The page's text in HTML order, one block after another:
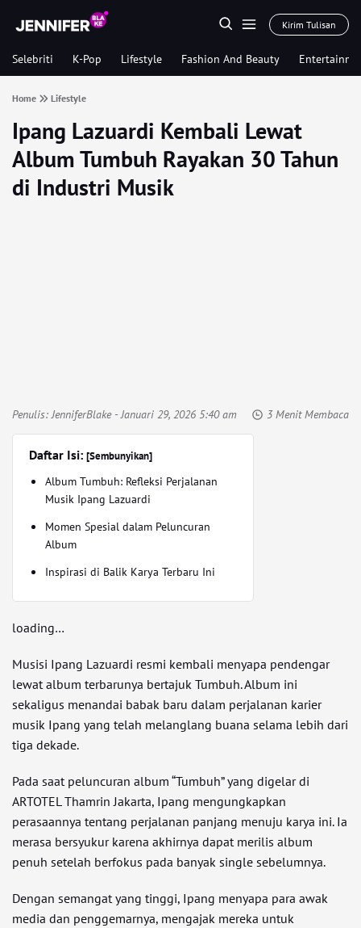
Kirim Tulisan
Selebriti K-Pop Lifestyle Fashion And Beauty
Home Lifestyle
Ipang Lazuardi Kembali Lewat
Album Tumbuh Rayakan 30 Tahun
di Industri Musik
Penulis:JenniferBlake- Januari 29, 2026 5:40 am 3 Menit Membaca
Daftar Isi: [Sembunyikan]
Album Tumbuh: Refleksi Perjalanan
Musik Ipang Lazuardi
Momen Spesial dalam Peluncuran
Album
Inspirasi di Balik Karya Terbaru Ini
loading…
Musisi Ipang Lazuardi resmi kembali menyapa pendengar
lewat album terbarunya bertajuk Tumbuh. Album ini
sekaligus menandai babak baru dalam perjalanan karier
musik Ipang yang telah melanglang buana selama lebih dari
tiga dekade.
Pada saat peluncuran album “Tumbuh” yang digelar di
ARTOTEL Thamrin Jakarta, Ipang mengungkapkan
perasaannya tentang perjalanan panjang menuju karya ini. Ia
merasa bersyukur karena akhirnya dapat merilis album
penuh setelah berfokus pada banyak single sebelumnya.
Dengan semangat yang tinggi, Ipang menyapa para awak
media dan penggemarnya, mengajak mereka untuk